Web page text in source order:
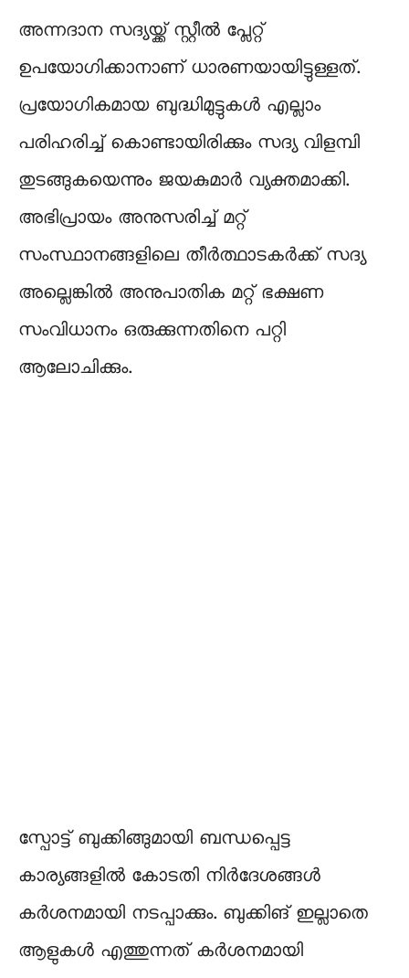
അന്നദാന സദ്യയ്ക്ക് സ്റ്റീൽ പ്ലേറ്റ്
ഉപയോഗിക്കാനാണ് ധാരണയായിട്ടുള്ളത്.
പ്രയോഗികമായ ബുദ്ധിമുട്ടുകൾ എല്ലാം
പരിഹരിച്ച് കൊണ്ടായിരിക്കും സദ്യ വിളമ്പി
തുടങ്ങുകയെന്നും ജയകുമാർ വ്യക്തമാക്കി.
അഭിപ്രായം അനുസരിച്ച് മറ്റ്
സംസ്ഥാനങ്ങളിലെ തീർത്ഥാടകർക്ക് സദ്യ
അല്ലെങ്കിൽ അനുപാതിക മറ്റ് ഭക്ഷണ
സംവിധാനം ഒരുക്കുന്നതിനെ പറ്റി
ആലോചിക്കും.
സ്പോട്ട് ബുക്കിങ്ങുമായി ബന്ധപ്പെട്ട
കാര്യങ്ങളിൽ കോടതി നിർദേശങ്ങൾ
കർശനമായി നടപ്പാക്കും. ബുക്കിങ് ഇല്ലാതെ
ആളുകൾ എത്തുന്നത് കർശനമായി